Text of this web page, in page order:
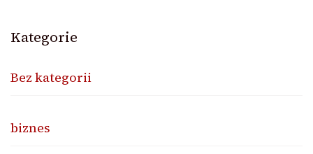
Kategorie
Bez kategorii
biznes